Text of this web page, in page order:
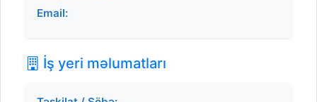
Email:
İş yeri məlumatları